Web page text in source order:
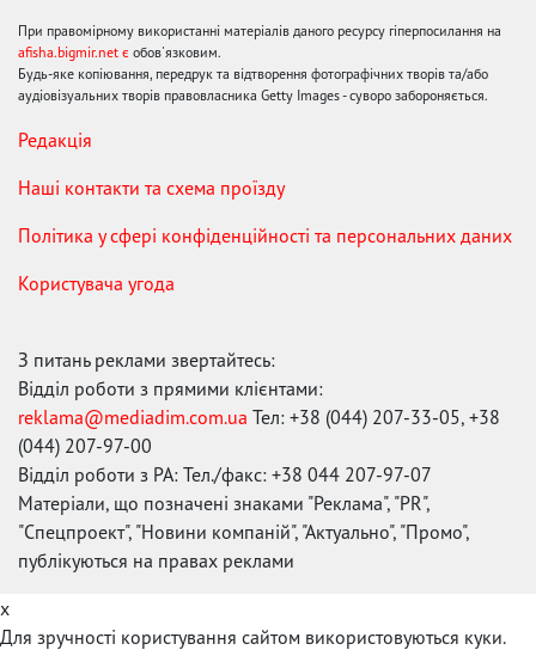
При правомірному використанні матеріалів даного ресурсу гіперпосилання на
afisha.bigmir.net є обов'язковим.
Будь-яке копіювання, передрук та відтворення фотографічних творів та/або
аудіовізуальних творів правовласника Getty Images - суворо забороняється.
Редакція
Наші контакти та схема проїзду
Політика у сфері конфіденційності та персональних даних
Користувача угода
З питань реклами звертайтесь:
Відділ роботи з прямими клієнтами:
reklama@mediadim.com.ua Тел: +38 (044) 207-33-05, +38
(044) 207-97-00
Відділ роботи з РА: Тел./факс: +38 044 207-97-07
Матеріали, що позначені знаками "Реклама", "PR",
"Спецпроект", "Новини компаній", "Актуально", "Промо",
публікуються на правах реклами
x
Для зручності користування сайтом використовуються куки.